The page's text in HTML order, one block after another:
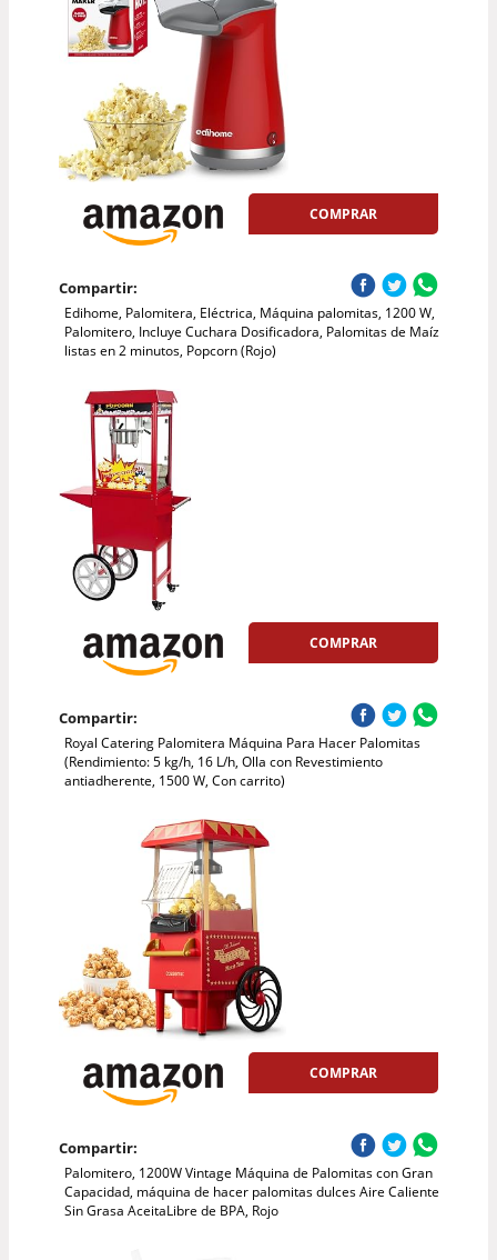
COMPRAR
Compartir:
Edihome, Palomitera, Eléctrica, Máquina palomitas, 1200 W,
Palomitero, Incluye Cuchara Dosificadora, Palomitas de Maíz
listas en 2 minutos, Popcorn (Rojo)
COMPRAR
Compartir:
Royal Catering Palomitera Máquina Para Hacer Palomitas
(Rendimiento: 5 kg/h, 16 L/h, Olla con Revestimiento
antiadherente, 1500 W, Con carrito)
COMPRAR
Compartir:
Palomitero, 1200W Vintage Máquina de Palomitas con Gran
Capacidad, máquina de hacer palomitas dulces Aire Caliente
Sin Grasa AceitaLibre de BPA, Rojo